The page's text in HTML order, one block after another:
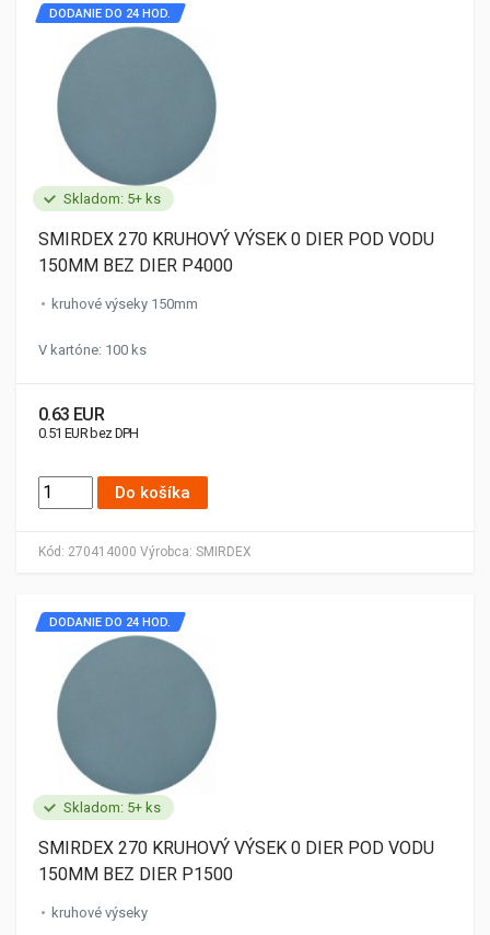
Skladom: 5+ ks
Kód: 270414000 Výrobca: SMIRDEX
DODANIE DO 24 HOD.
SMIRDEX 270 KRUHOVÝ VÝSEK 0 DIER POD VODU
150MM BEZ DIER P4000
kruhové výseky 150mm
V kartóne: 100 ks
0.63 EUR
0.51 EUR bez DPH
Do košíka
Skladom: 5+ ks
DODANIE DO 24 HOD.
SMIRDEX 270 KRUHOVÝ VÝSEK 0 DIER POD VODU
150MM BEZ DIER P1500
kruhové výseky